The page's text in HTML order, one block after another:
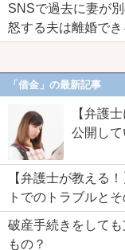
SNSで過去に妻が
怒する夫は離婚でき
「借金」の最新記事
【弁護
公開して
【弁護士が教える
トでのトラブルと
破産手続きをして
もの？